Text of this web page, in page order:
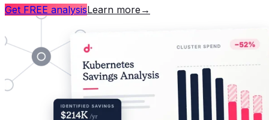
Get FREE analysisLearn more →